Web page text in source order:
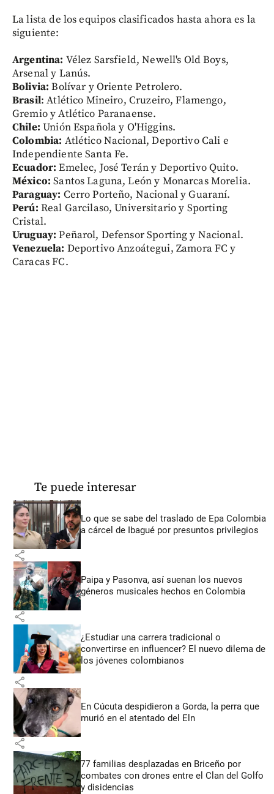
La lista de los equipos clasificados hasta ahora es la
siguiente:
Argentina: Vélez Sarsfield, Newell's Old Boys,
Arsenal y Lanús.
Bolivia: Bolívar y Oriente Petrolero.
Brasil: Atlético Mineiro, Cruzeiro, Flamengo,
Gremio y Atlético Paranaense.
Chile: Unión Española y O'Higgins.
Colombia: Atlético Nacional, Deportivo Cali e
Independiente Santa Fe.
Ecuador: Emelec, José Terán y Deportivo Quito.
México: Santos Laguna, León y Monarcas Morelia.
Paraguay: Cerro Porteño, Nacional y Guaraní.
Perú: Real Garcilaso, Universitario y Sporting
Cristal.
Uruguay: Peñarol, Defensor Sporting y Nacional.
Venezuela: Deportivo Anzoátegui, Zamora FC y
Caracas FC.
Te puede interesar
Lo que se sabe del traslado de Epa Colombia
a cárcel de Ibagué por presuntos privilegios
share
Paipa y Pasonva, así suenan los nuevos
géneros musicales hechos en Colombia
share
¿Estudiar una carrera tradicional o
convertirse en influencer? El nuevo dilema de
los jóvenes colombianos
share
En Cúcuta despidieron a Gorda, la perra que
murió en el atentado del Eln
share
77 familias desplazadas en Briceño por
combates con drones entre el Clan del Golfo
y disidencias